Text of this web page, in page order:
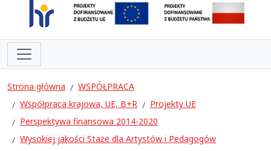
Strona główna
WSPÓŁPRACA
Współpraca krajowa, UE, B+R
Projekty UE
Perspektywa finansowa 2014-2020
Wysokiej jakości Staże dla Artystów i Pedagogów